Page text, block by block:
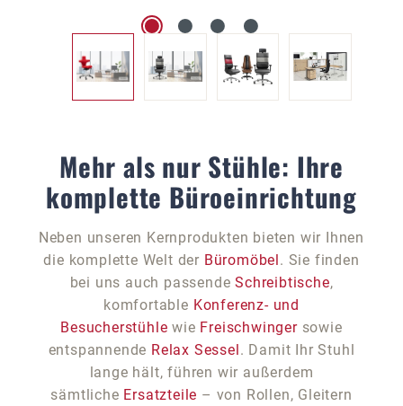
Mehr als nur Stühle: Ihre
komplette Büroeinrichtung
Neben unseren Kernprodukten bieten wir Ihnen
die komplette Welt der Büromöbel. Sie finden
bei uns auch passendeSchreibtische,
komfortable Konferenz- und
Besucherstühle wie Freischwingersowie
entspannende Relax Sessel. Damit Ihr Stuhl
lange hält, führen wir außerdem
sämtliche Ersatzteile – von Rollen, Gleitern